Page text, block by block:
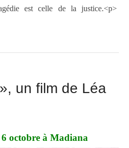
est celle de la justice.<p>
un film de Léa
octobre à Madiana